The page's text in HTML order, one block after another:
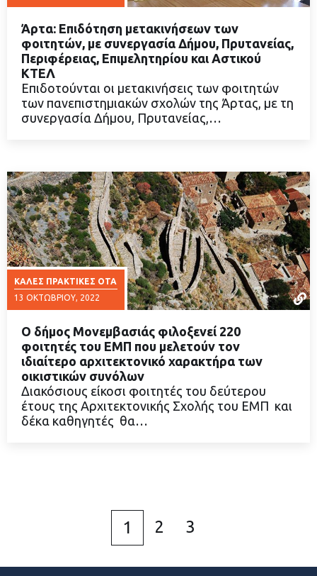
Άρτα: Επιδότηση μετακινήσεων των
φοιτητών, με συνεργασία Δήμου, Πρυτανείας,
Περιφέρειας, Επιμελητηρίου και Αστικού
ΚΤΕΛ
Επιδοτούνται οι μετακινήσεις των φοιτητών
των πανεπιστημιακών σχολών της Άρτας, με τη
συνεργασία Δήμου, Πρυτανείας,…
ΚΑΛΈΣ ΠΡΑΚΤΙΚΈΣ ΟΤΑ
13 ΟΚΤΩΒΡΊΟΥ, 2022
ΔΙΑΒΑΣΤΕ ΠΕΡΙΣΣΟΤΕΡΑ
Ο δήμος Μονεμβασιάς φιλοξενεί 220
φοιτητές του ΕΜΠ που μελετούν τον
ιδιαίτερο αρχιτεκτονικό χαρακτήρα των
οικιστικών συνόλων
Διακόσιους είκοσι φοιτητές του δεύτερου
έτους της Αρχιτεκτονικής Σχολής του ΕΜΠ και
δέκα καθηγητές θα…
1 2 3